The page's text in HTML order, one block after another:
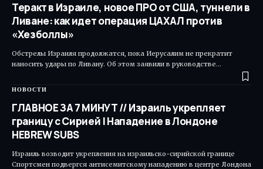
Теракт в Израиле, новое ПРО от США, туннели в
Ливане: как идет операция ЦАХАЛ против
«Хезболлы»
Обстрелы Израиля продолжатся, пока Иерусалим не прекратит
наносить удары по Ливану. Об этом заявили в руководстве…
НОВОСТИ
ГЛАВНОЕ ЗА 7 МИНУТ // Израиль укрепляет
границу с Сирией | Нападение в Лондоне
HEBREW SUBS
Израиль возводит укрепления на израильско-сирийской границе
Спортсмен подвергся антисемитскому нападению в центре Лондона